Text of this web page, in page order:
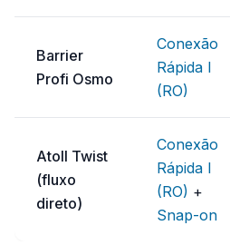
Barrier
Profi Osmo
Conexão
Rápida I
(RO)
Atoll Twist
(fluxo
direto)
Conexão
Rápida I
(RO) +
Snap-on